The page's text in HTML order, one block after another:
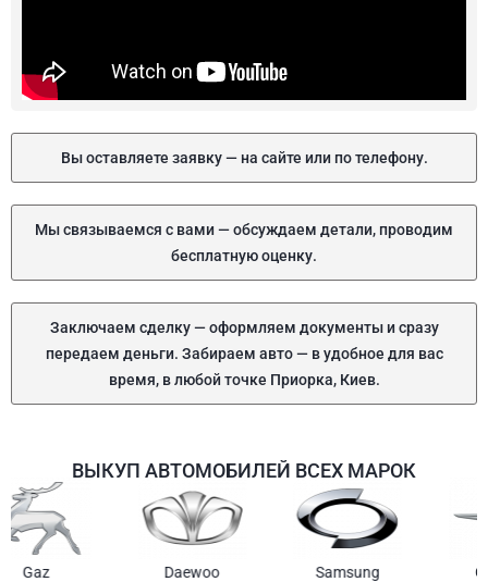
Вы оставляете заявку — на сайте или по телефону.
Мы связываемся с вами — обсуждаем детали, проводим
бесплатную оценку.
Заключаем сделку — оформляем документы и сразу
передаем деньги. Забираем авто — в удобное для вас
время, в любой точке Приорка, Киев.
ВЫКУП АВТОМОБИЛЕЙ ВСЕХ МАРОК
Chrysler